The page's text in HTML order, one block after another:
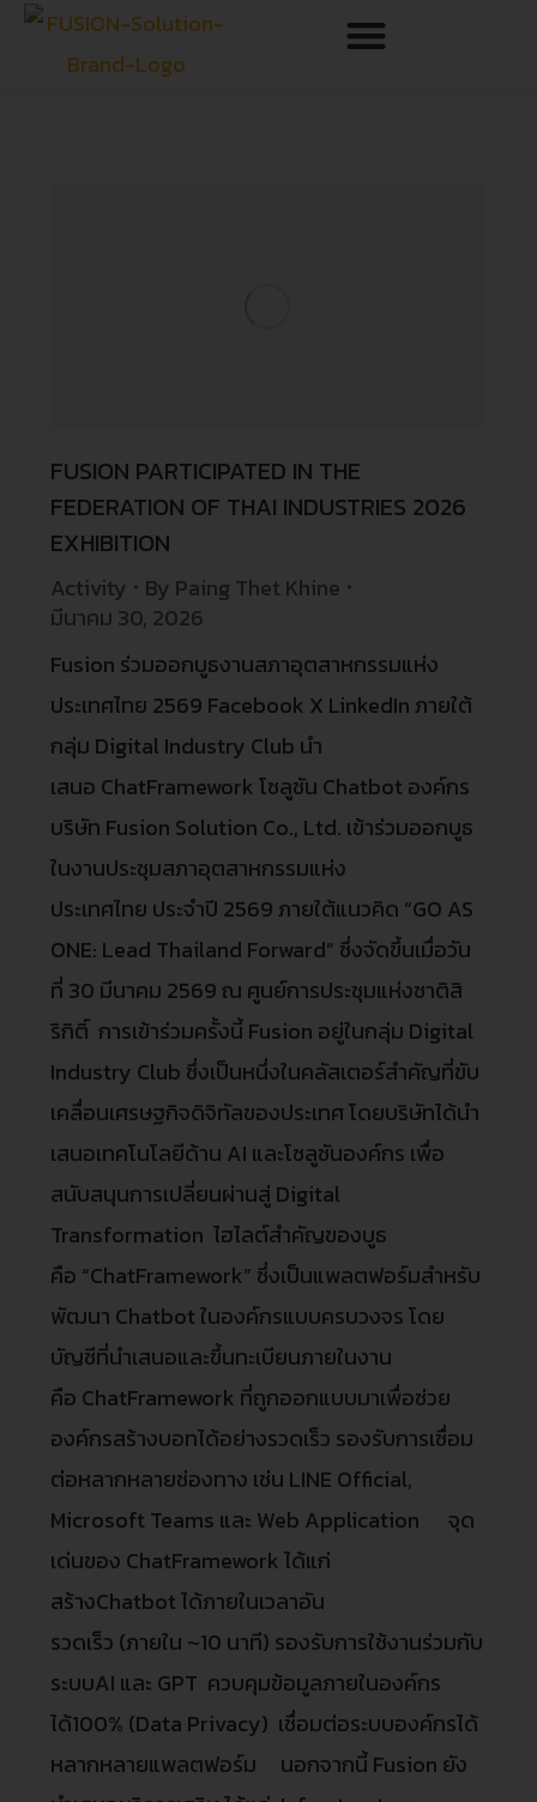
FUSION PARTICIPATED IN THE
FEDERATION OF THAI INDUSTRIES 2026
EXHIBITION
Activity By Paing Thet Khine
มีนาคม 30, 2026
Fusion ร่วมออกบูธงานสภาอุตสาหกรรมแห่ง
ประเทศไทย 2569 Facebook X LinkedIn ภายใต้
กลุ่ม Digital Industry Club นำ
เสนอ ChatFramework โซลูชัน Chatbot องค์กร
บริษัท Fusion Solution Co., Ltd. เข้าร่วมออกบูธ
ในงานประชุมสภาอุตสาหกรรมแห่ง
ประเทศไทย ประจำปี 2569 ภายใต้แนวคิด “GO AS
ONE: Lead Thailand Forward” ซึ่งจัดขึ้นเมื่อวัน
ที่ 30 มีนาคม 2569 ณ ศูนย์การประชุมแห่งชาติสิ
ริกิติ์ การเข้าร่วมครั้งนี้ Fusion อยู่ในกลุ่ม Digital
Industry Club ซึ่งเป็นหนึ่งในคลัสเตอร์สำคัญที่ขับ
เคลื่อนเศรษฐกิจดิจิทัลของประเทศ โดยบริษัทได้นำ
เสนอเทคโนโลยีด้าน AI และโซลูชันองค์กร เพื่อ
สนับสนุนการเปลี่ยนผ่านสู่ Digital
Transformation ไฮไลต์สำคัญของบูธ
คือ “ChatFramework” ซึ่งเป็นแพลตฟอร์มสำหรับ
พัฒนา Chatbot ในองค์กรแบบครบวงจร โดย
บัญชีที่นำเสนอและขึ้นทะเบียนภายในงาน
คือ ChatFramework ที่ถูกออกแบบมาเพื่อช่วย
องค์กรสร้างบอทได้อย่างรวดเร็ว รองรับการเชื่อม
ต่อหลากหลายช่องทาง เช่น LINE Official,
Microsoft Teams และ Web Application จุด
เด่นของ ChatFramework ได้แก่
สร้างChatbot ได้ภายในเวลาอัน
รวดเร็ว (ภายใน ~10 นาที) รองรับการใช้งานร่วมกับ
ระบบAI และ GPT ควบคุมข้อมูลภายในองค์กร
ได้100% (Data Privacy) เชื่อมต่อระบบองค์กรได้
หลากหลายแพลตฟอร์ม นอกจากนี้ Fusion ยัง